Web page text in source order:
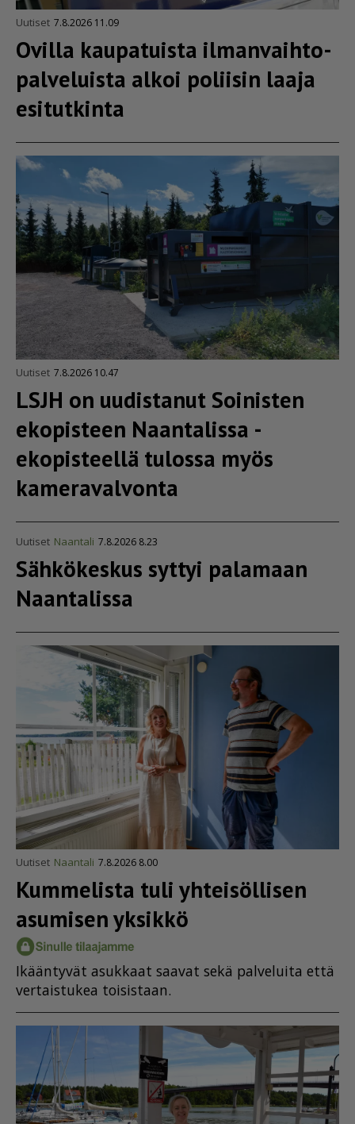
Uutiset 7.8.2026 11.09
Ovilla kaupatuista ilman­vaih­to­
pal­ve­luista alkoi poliisin laaja
esitutkinta
Uutiset 7.8.2026 10.47
LSJH on uudistanut Soinisten
ekopisteen Naantalissa -
ekopisteellä tulossa myös
kameravalvonta
Uutiset Naantali 7.8.2026 8.23
Sähkökeskus syttyi palamaan
Naantalissa
Uutiset Naantali 7.8.2026 8.00
Kummelista tuli yhteisöllisen
asumisen yksikkö
Ikään­ty­vät asuk­kaat saa­vat sekä pal­ve­lui­ta et­tä
ver­tais­tu­kea toi­sis­taan.